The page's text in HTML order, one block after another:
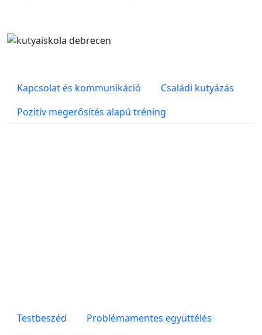
Kapcsolat és kommunikáció
Családi kutyázás
Pozitív megerősítés alapú tréning
Testbeszéd
Problémamentes együttélés